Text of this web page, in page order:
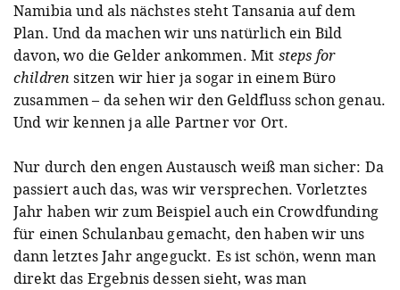
Namibia und als nächstes steht Tansania auf dem
Plan. Und da machen wir uns natürlich ein Bild
davon, wo die Gelder ankommen. Mit steps for
children sitzen wir hier ja sogar in einem Büro
zusammen – da sehen wir den Geldfluss schon genau.
Und wir kennen ja alle Partner vor Ort.
Nur durch den engen Austausch weiß man sicher: Da
passiert auch das, was wir versprechen. Vorletztes
Jahr haben wir zum Beispiel auch ein Crowdfunding
für einen Schulanbau gemacht, den haben wir uns
dann letztes Jahr angeguckt. Es ist schön, wenn man
direkt das Ergebnis dessen sieht, was man